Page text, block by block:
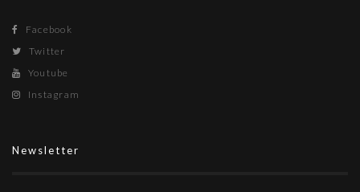
Facebook
Twitter
Youtube
Instagram
Newsletter